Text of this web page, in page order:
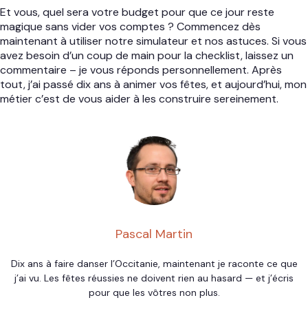
Et vous, quel sera votre budget pour que ce jour reste
magique sans vider vos comptes ? Commencez dès
maintenant à utiliser notre simulateur et nos astuces. Si vous
avez besoin d’un coup de main pour la checklist, laissez un
commentaire – je vous réponds personnellement. Après
tout, j’ai passé dix ans à animer vos fêtes, et aujourd’hui, mon
métier c’est de vous aider à les construire sereinement.
Pascal Martin
Dix ans à faire danser l’Occitanie, maintenant je raconte ce que
j’ai vu. Les fêtes réussies ne doivent rien au hasard — et j’écris
pour que les vôtres non plus.